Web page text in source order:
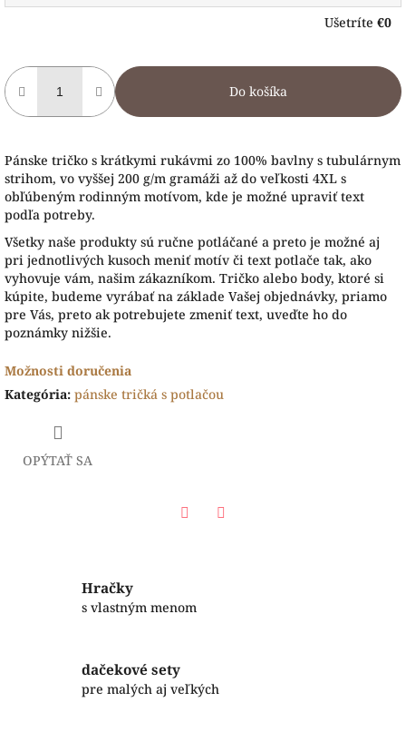
Ušetríte €0
Do košíka
Pánske tričko s krátkymi rukávmi zo 100% bavlny s tubulárnym
strihom, vo vyššej 200 g/m gramáži až do veľkosti 4XL s
obľúbeným rodinným motívom, kde je možné upraviť text
podľa potreby.
Všetky naše produkty sú ručne potláčané a preto je možné aj
pri jednotlivých kusoch meniť motív či text potlače tak, ako
vyhovuje vám, našim zákazníkom. Tričko alebo body, ktoré si
kúpite, budeme vyrábať na základe Vašej objednávky, priamo
pre Vás, preto ak potrebujete zmeniť text, uveďte ho do
poznámky nižšie.
Možnosti doručenia
Kategória: pánske tričká s potlačou
OPÝTAŤ SA
Hračky
s vlastným menom
dačekové sety
pre malých aj veľkých